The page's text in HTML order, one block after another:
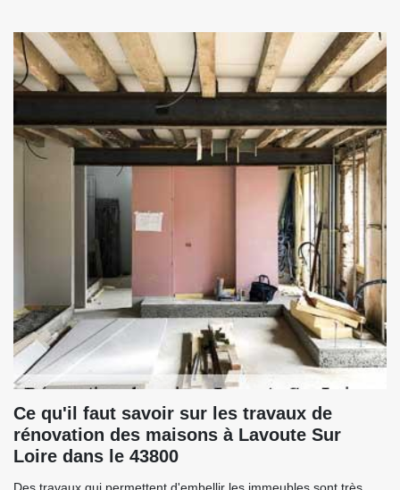
Ce qu'il faut savoir sur les travaux de
rénovation des maisons à Lavoute Sur
Loire dans le 43800